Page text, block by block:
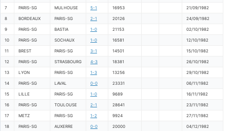
7 PARIS-SG MULHOUSE 5-1 16953 21/09/1982
8 BORDEAUX PARIS-SG 2-1 20126 24/09/1982
9 PARIS-SG BASTIA 1-0 21153 02/10/1982
10 PARIS-SG SOCHAUX 1-0 16581 12/10/1982
11 BREST PARIS-SG 3-1 14501 15/10/1982
12 PARIS-SG STRASBOURG 4-3 18381 26/10/1982
13 LYON PARIS-SG 1-3 13256 29/10/1982
14 PARIS-SG LAVAL 0-0 23331 06/11/1982
15 LILLE PARIS-SG 1-0 9689 16/11/1982
16 PARIS-SG TOULOUSE 2-1 28641 23/11/1982
17 METZ PARIS-SG 1-2 9924 27/11/1982
18 PARIS-SG AUXERRE 0-0 20000 04/12/1982